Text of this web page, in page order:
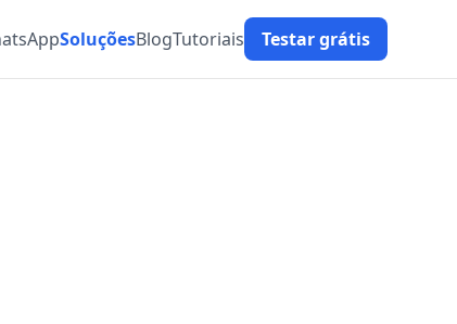
SoluçõesBlogTutoriais Testar grátis